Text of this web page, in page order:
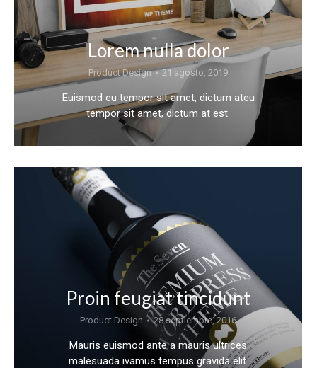
Lorem nulla dolor
Product Design 21 agosto, 2019
Euismod eu tempor sit amet, dictum ateu
tempor sit amet, dictum at est.
Proin feugiat tincidunt
Product Design 28 septiembre, 2016
Mauris euismod ante a mauris ultrices
malesuada ivamus tempus gravida elit.